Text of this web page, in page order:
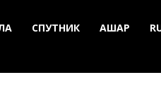
СПУТНИК АШАР